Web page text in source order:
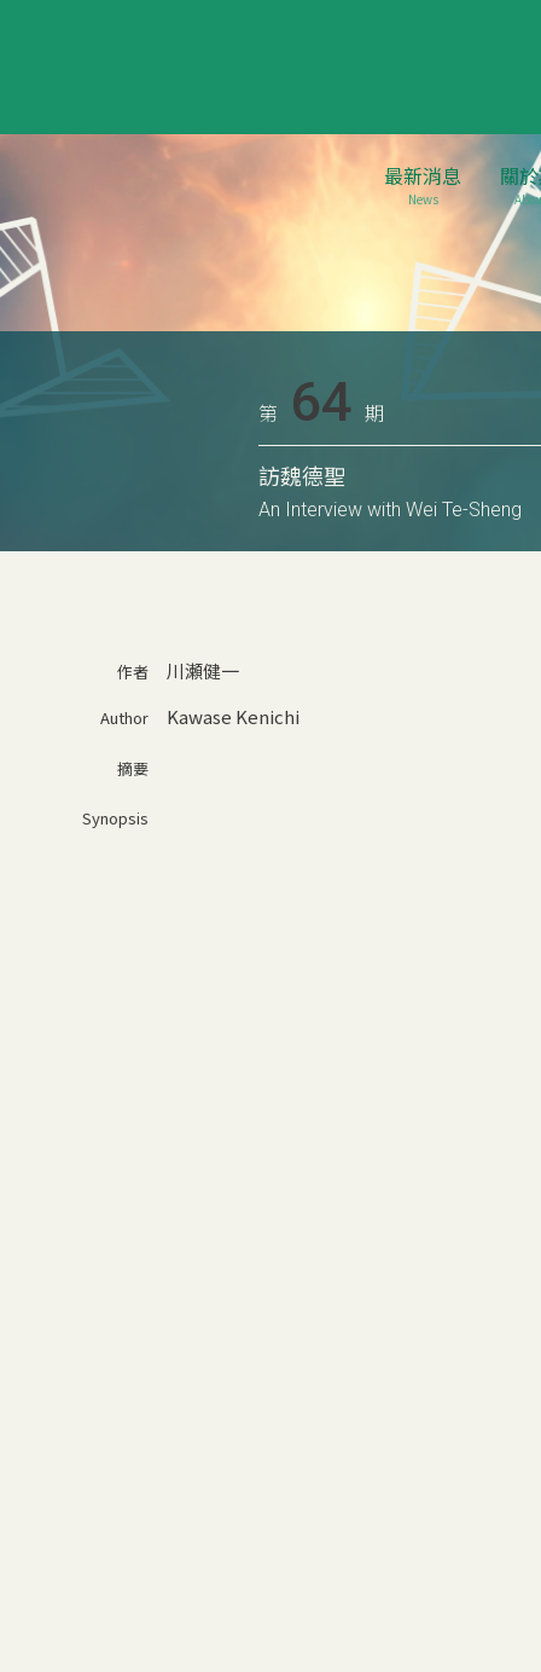
最新消息
News
關
第 64 期
訪魏德聖
An Interview with Wei Te-Sheng
作者 川瀬健一
Author Kawase Kenichi
摘要
Synopsis